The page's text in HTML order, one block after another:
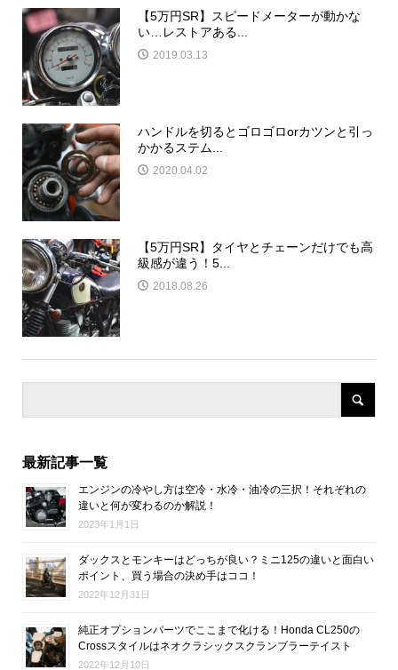
【5万円SR】スピードメーターが動かな
い…レストアある...
2019.03.13
ハンドルを切るとゴロゴロorカツンと引っ
かかるステム...
2020.04.02
【5万円SR】タイヤとチェーンだけでも高
級感が違う！5...
2018.08.26
最新記事一覧
エンジンの冷やし方は空冷・水冷・油冷の三択！それぞれの
違いと何が変わるのか解説！
2023年1月1日
ダックスとモンキーはどっちが良い？ミニ125の違いと面白い
ポイント、買う場合の決め手はココ！
2022年12月31日
純正オプションパーツでここまで化ける！Honda CL250の
Crossスタイルはネオクラシックスクランブラーテイスト
2022年12月10日